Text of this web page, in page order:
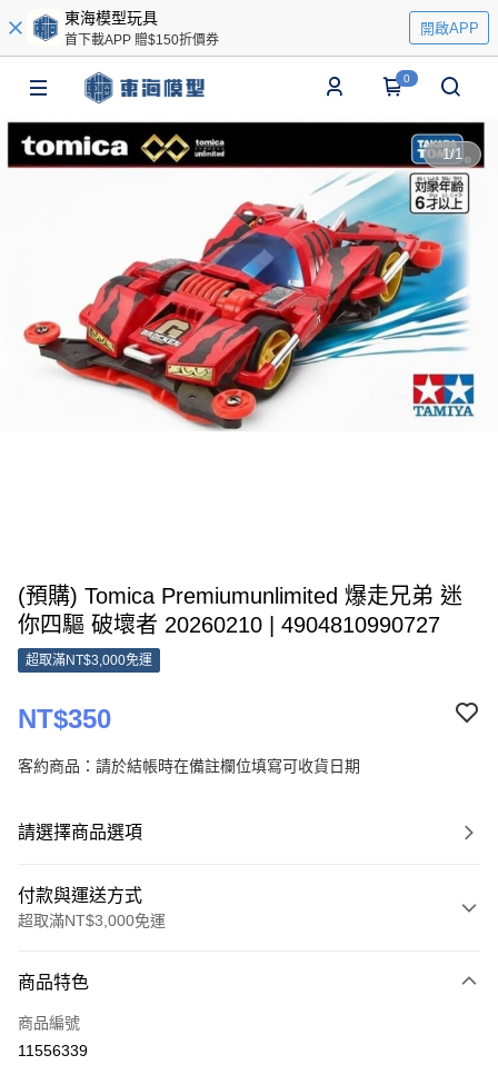
東海模型玩具
首下載APP 贈$150折價券
開啟APP
0
1/1
(預購) Tomica Premiumunlimited 爆走兄弟 迷
你四驅 破壞者 20260210 | 4904810990727
超取滿NT$3,000免運
NT$350
客約商品：請於結帳時在備註欄位填寫可收貨日期
請選擇商品選項
付款與運送方式
超取滿NT$3,000免運
信用卡一次付款
超商取貨付款
商品特色
商品編號
11556339